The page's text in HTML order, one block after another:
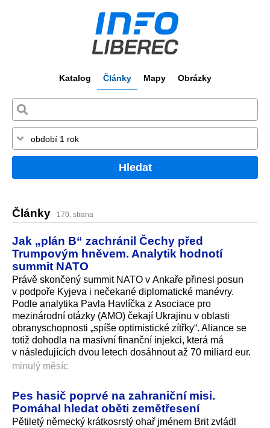
Katalog Články Mapy Obrázky
Hledat
Články 170. strana
Jak „plán B“ zachránil Čechy před
Trumpovým hněvem. Analytik hodnotí
summit NATO
Právě skončený summit NATO v Ankaře přinesl posun
v podpoře Kyjeva i nečekané diplomatické manévry.
Podle analytika Pavla Havlíčka z Asociace pro
mezinárodní otázky (AMO) čekají Ukrajinu v oblasti
obranyschopnosti „spíše optimistické zítřky“. Aliance se
totiž dohodla na masivní finanční injekci, která má
v následujících dvou letech dosáhnout až 70 miliard eur.
minulý měsíc
Pes hasič poprvé na zahraniční misi.
Pomáhal hledat oběti zemětřesení
Pětiletý německý krátkosrstý ohař jménem Brit zvládl